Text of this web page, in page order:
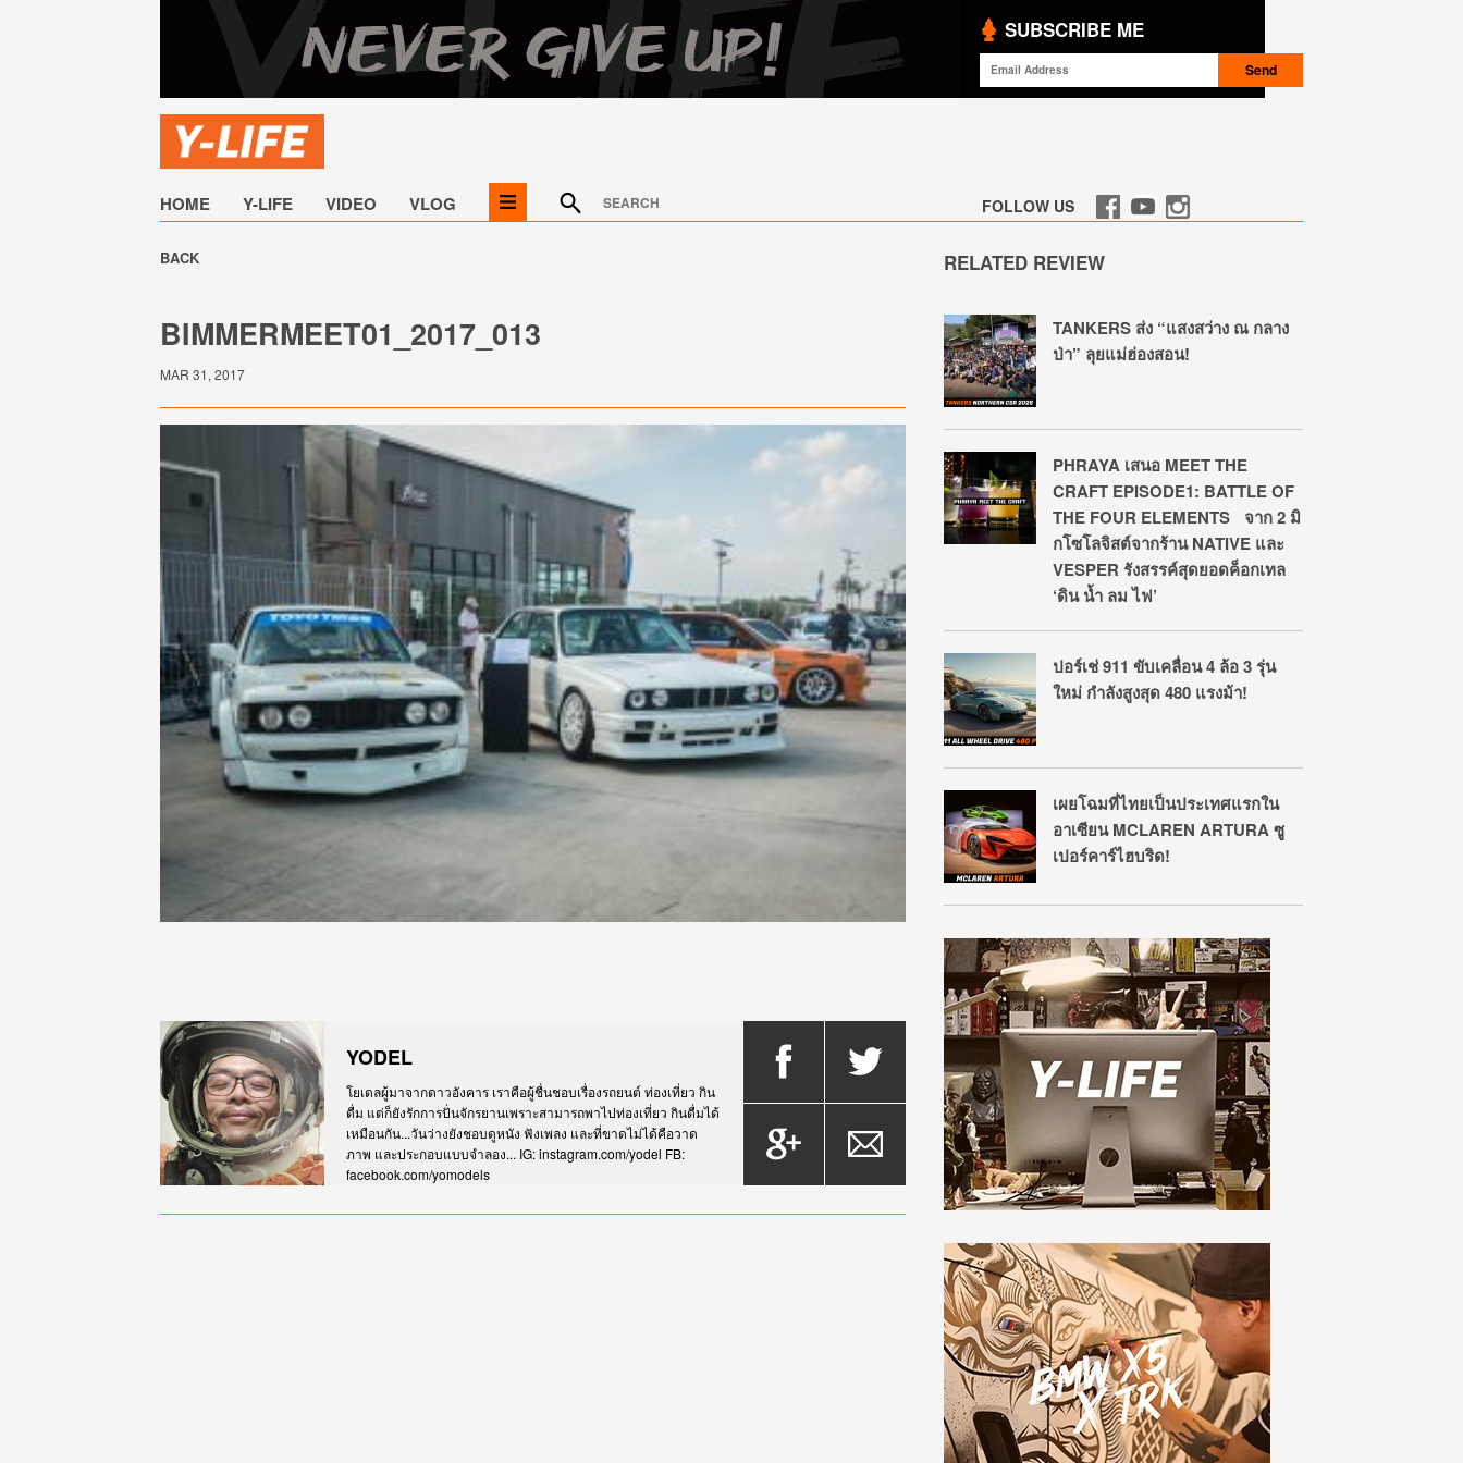
SUBSCRIBE ME
HOME Y-LIFE VIDEO VLOG FOLLOW US
BACK
BIMMERMEET01_2017_013
MAR 31, 2017
YODEL
โยเดลผู้มาจากดาวอังคาร เราคือผู้ชื่นชอบเรื่องรถยนต์ ท่องเที่ยว กิน
ดื่ม แต่ก็ยังรักการปั่นจักรยานเพราะสามารถพาไปท่องเที่ยว กินดื่มได้
เหมือนกัน...วันว่างยังชอบดูหนัง ฟังเพลง และที่ขาดไม่ได้คือวาด
ภาพ และประกอบแบบจำลอง... IG: instagram.com/yodel FB:
facebook.com/yomodels
RELATED REVIEW
TANKERS ส่ง “แสงสว่าง ณ กลาง
ป่า” ลุยแม่ฮ่องสอน!
PHRAYA เสนอ MEET THE
CRAFT EPISODE1: BATTLE OF
THE FOUR ELEMENTS จาก 2 มิ
กโซโลจิสต์จากร้าน NATIVE และ
VESPER รังสรรค์สุดยอดค็อกเทล
‘ดิน น้ำ ลม ไฟ’
ปอร์เช่ 911 ขับเคลื่อน 4 ล้อ 3 รุ่น
ใหม่ กำลังสูงสุด 480 แรงม้า!
เผยโฉมที่ไทยเป็นประเทศแรกใน
อาเซียน MCLAREN ARTURA ซู
เปอร์คาร์ไฮบริด!